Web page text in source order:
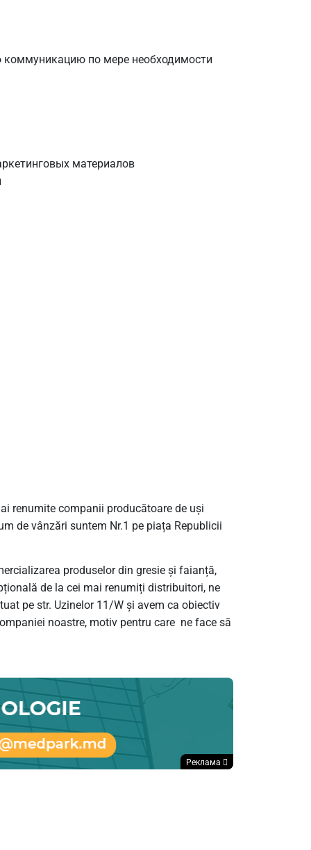
коммуникацию по мере необходимости
материалов
renumite companii producătoare de uși
de vânzări suntem Nr.1 pe piața Republicii
produselor din gresie și faianță,
de la cei mai renumiți distribuitori, ne
pe str. Uzinelor 11/W și avem ca obiectiv
noastre, motiv pentru care ne face să
Реклама